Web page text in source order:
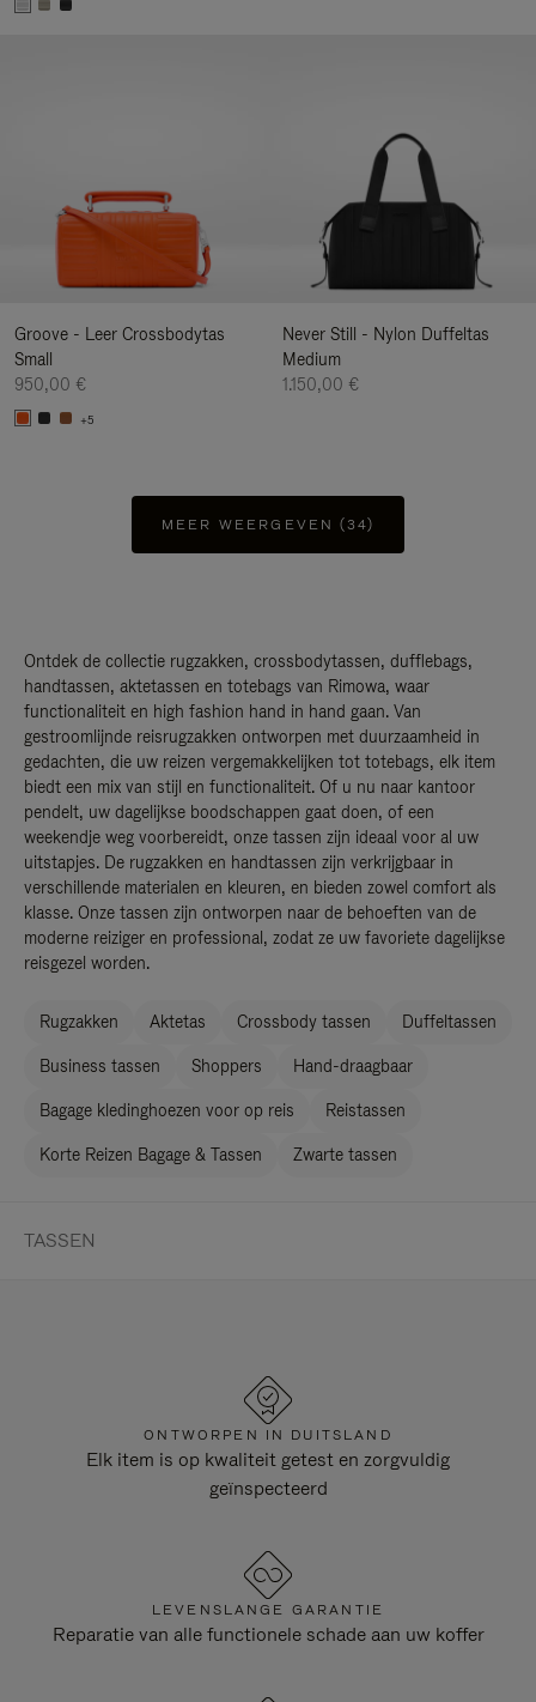
Groove - Leer Crossbodytas
Small
950,00 €
+5
Never Still - Nylon Duffeltas
Medium
1.150,00 €
MEER WEERGEVEN (34)
Ontdek de collectie rugzakken, crossbodytassen, dufflebags,
handtassen, aktetassen en totebags van Rimowa, waar
functionaliteit en high fashion hand in hand gaan. Van
gestroomlijnde reisrugzakken ontworpen met duurzaamheid in
gedachten, die uw reizen vergemakkelijken tot totebags, elk item
biedt een mix van stijl en functionaliteit. Of u nu naar kantoor
pendelt, uw dagelijkse boodschappen gaat doen, of een
weekendje weg voorbereidt, onze tassen zijn ideaal voor al uw
uitstapjes. De rugzakken en handtassen zijn verkrijgbaar in
verschillende materialen en kleuren, en bieden zowel comfort als
klasse. Onze tassen zijn ontworpen naar de behoeften van de
moderne reiziger en professional, zodat ze uw favoriete dagelijkse
reisgezel worden.
Rugzakken Aktetas Crossbody tassen Duffeltassen
Business tassen Shoppers Hand-draagbaar
Bagage kledinghoezen voor op reis Reistassen
Korte Reizen Bagage & Tassen Zwarte tassen
TASSEN
ONTWORPEN IN DUITSLAND
Elk item is op kwaliteit getest en zorgvuldig
geïnspecteerd
LEVENSLANGE GARANTIE
Reparatie van alle functionele schade aan uw koffer